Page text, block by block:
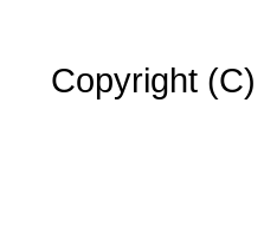
Copyright